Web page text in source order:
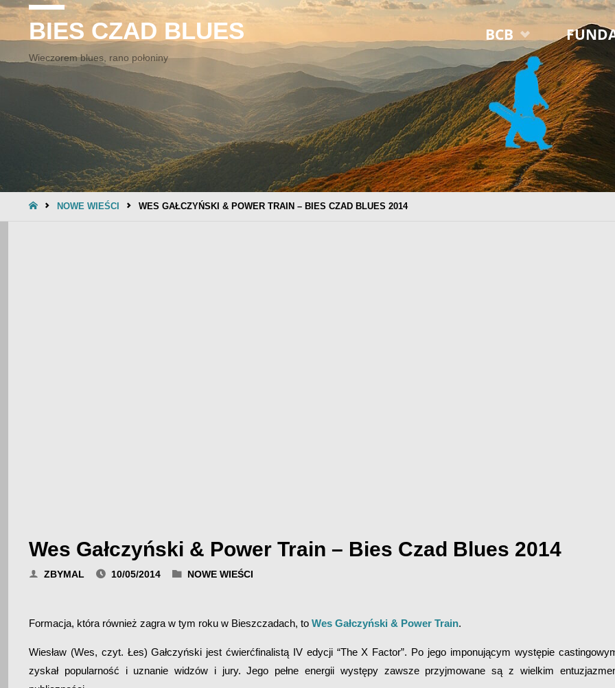
BIES CZAD BLUES
Wieczorem blues, rano połoniny
Przejdź
do
treści
BCB
STRONA
NOWE WIEŚCI WES GAŁCZYŃSKI & POWER TRAIN – BIES CZAD BLUES 2014
Wes Gałczyński & Power Train – Bies Czad Blues 2014
ZBYMAL 10/05/2014 NOWE WIEŚCI
Formacja, która również zagra w tym roku w Bieszczadach, to Wes Gałczyński & Power Train.
Wiesław (Wes, czyt. Łes) Gałczyński jest ćwierćfinalistą IV edycji “The X Factor”. Po jego imponującym występie
zyskał popularność i uznanie widzów i jury. Jego pełne energii występy zawsze przyjmowane są z wielkim